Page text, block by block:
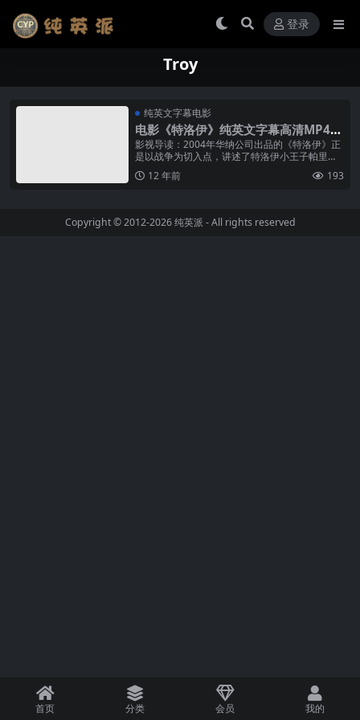
登录
Troy
纯英文字幕电影
电影《特洛伊》纯英文字幕高清MP4下
载
影视导读：2004年华纳公司出品的《特洛伊》正
是以战争为切入点，讲述了特洛伊小王子帕里斯
为拥有斯巴达国王米奈劳斯的美丽妻子海伦、古
希腊第一勇士阿基里斯为追求永恒...
12 年前 193
Copyright © 2012-2026纯英派 - All rights reserved
首页 分类 会员 我的